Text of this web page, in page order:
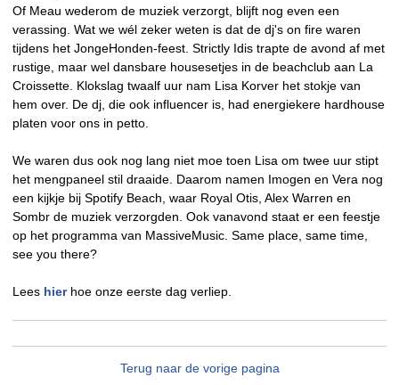
Of Meau wederom de muziek verzorgt, blijft nog even een
verassing. Wat we wél zeker weten is dat de dj's on fire waren
tijdens het JongeHonden-feest. Strictly Idis trapte de avond af met
rustige, maar wel dansbare housesetjes in de beachclub aan La
Croissette. Klokslag twaalf uur nam Lisa Korver het stokje van
hem over. De dj, die ook influencer is, had energiekere hardhouse
platen voor ons in petto.
We waren dus ook nog lang niet moe toen Lisa om twee uur stipt
het mengpaneel stil draaide. Daarom namen Imogen en Vera nog
een kijkje bij Spotify Beach, waar Royal Otis, Alex Warren en
Sombr de muziek verzorgden. Ook vanavond staat er een feestje
op het programma van MassiveMusic. Same place, same time,
see you there?
Lees hierhoe onze eerste dag verliep.
Terug naar de vorige pagina